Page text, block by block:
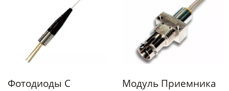
Фотодиоды С
Модуль Приемника